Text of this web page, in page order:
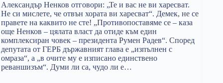
Александър Ненков отговори: „Те и вас не ви харесват.
Не си мислете, че отвън хората ви харесват“. Демек, не се
правете на каквито не сте! „Противопоставяме се – каза
още Ненков – цялата власт да отиде към един
комплексиран човек – президента Румен Радев“. Според
депутата от ГЕРБ държавният глава е „изпълнен с
омраза“, а „в очите му е изписано единствено
реваншизъм“. Думи ли са, чудо ли е…